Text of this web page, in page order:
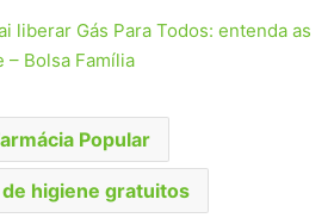
liberar Gás Para Todos: entenda as
– Bolsa Família
Popular
higiene gratuitos